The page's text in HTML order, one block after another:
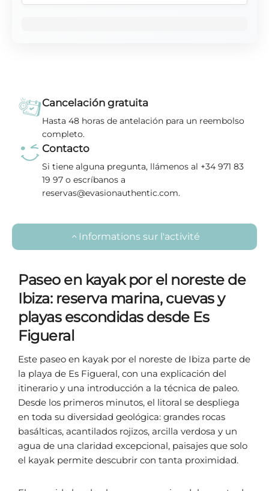
Cancelación gratuita
Hasta 48 horas de antelación para un reembolso
completo.
Contacto
Si tiene alguna pregunta, llámenos al +34 971 83
19 97 o escríbanos a
reservas@evasionauthentic.com.
Informations sur l'activité
Paseo en kayak por el noreste de
Ibiza: reserva marina, cuevas y
playas escondidas desde Es
Figueral
Este paseo en kayak por el noreste de Ibiza parte de
la playa de Es Figueral, con una explicación del
itinerario y una introducción a la técnica de paleo.
Desde los primeros minutos, el litoral se despliega
en toda su diversidad geológica: grandes rocas
basálticas, acantilados rojizos, arcilla verdosa y un
agua de una claridad excepcional, paisajes que solo
el kayak permite descubrir con tanta proximidad.